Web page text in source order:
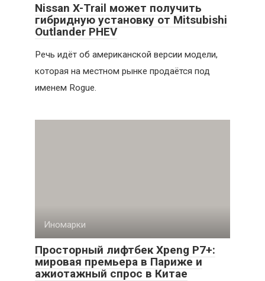
Nissan X-Trail может получить
гибридную установку от Mitsubishi
Outlander PHEV
Речь идёт об американской версии модели,
которая на местном рынке продаётся под
именем Rogue.
Иномарки
Просторный лифтбек Xpeng P7+:
мировая премьера в Париже и
ажиотажный спрос в Китае